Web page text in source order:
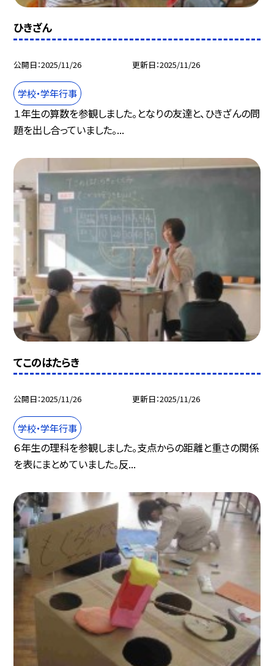
ひきざん
公開日 2025/11/26 更新日 2025/11/26
学校・学年行事
１年生の算数を参観しました。となりの友達と、ひきざんの問
題を出し合っていました。...
てこのはたらき
公開日 2025/11/26 更新日 2025/11/26
学校・学年行事
６年生の理科を参観しました。支点からの距離と重さの関係
を表にまとめていました。反...